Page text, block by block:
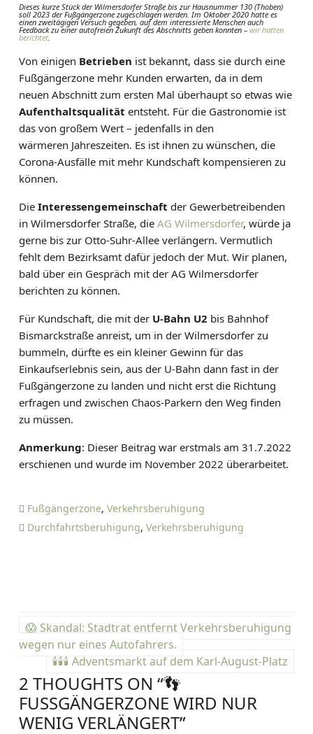
Dieses kurze Stück der Wilmersdorfer Straße bis zur Hausnummer 130 (Thoben)
soll 2023 der Fußgängerzone zugeschlagen werden. Im Oktober 2020 hatte es
einen zweitägigen Versuch gegeben, auf dem interessierte Menschen auch
Feedback zu einer autofreien Zukunft des Abschnitts geben konnten – wir hatten
berichtet
Von einigen Betrieben ist bekannt, dass sie durch eine
Fußgängerzone mehr Kunden erwarten, da in dem
neuen Abschnitt zum ersten Mal überhaupt so etwas wie
Aufenthaltsqualität entsteht. Für die Gastronomie ist
das von großem Wert – jedenfalls in den
wärmeren Jahreszeiten. Es ist ihnen zu wünschen, die
Corona-Ausfälle mit mehr Kundschaft kompensieren zu
können.
Die Interessengemeinschaft der Gewerbetreibenden
in Wilmersdorfer Straße, die AG Wilmersdorfer, würde ja
gerne bis zur Otto-Suhr-Allee verlängern. Vermutlich
fehlt dem Bezirksamt dafür jedoch der Mut. Wir planen,
bald über ein Gespräch mit der AG Wilmersdorfer
berichten zu können.
Für Kundschaft, die mit der U-Bahn U2 bis Bahnhof
Bismarckstraße anreist, um in der Wilmersdorfer zu
bummeln, dürfte es ein kleiner Gewinn für das
Einkaufserlebnis sein, aus der U-Bahn dann fast in der
Fußgängerzone zu landen und nicht erst die Richtung
erfragen und zwischen Chaos-Parkern den Weg finden
zu müssen.
Anmerkung: Dieser Beitrag war erstmals am 31.7.2022
erschienen und wurde im November 2022 überarbeitet.
Fußgängerzone, Verkehrsberuhigung
Durchfahrtsberuhigung, Verkehrsberuhigung
B
e
i
t
😱 Skandal: Stadtrat entfernt Verkehrsberuhigung
wegen nur eines Autofahrers.
🕯️🕯️🕯️ Adventsmarkt auf dem Karl-August-Platz
2 THOUGHTS ON “👣
FUSSGÄNGERZONE WIRD NUR W
ENIG VERLÄNGERT ”